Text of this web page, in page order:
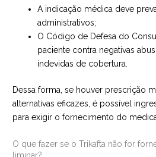
A indicação médica deve
administrativos;
O Código de Defesa do
paciente contra negativas
indevidas de cobertura.
Dessa forma, se houver prescrição
alternativas eficazes, é possível
para exigir o fornecimento do
O que fazer se o Trikafta não for